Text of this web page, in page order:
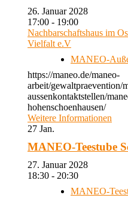
26. Januar 2028
17:00 - 19:00
Nachbarschaftshaus im
Vielfalt e.V
MANEO-
https://maneo.de/maneo-
arbeit/gewaltpraevention/
aussenkontaktstellen/
hohenschoenhausen/
Weitere Informationen
27 Jan.
MANEO-Teestube
27. Januar 2028
18:30 - 20:30
MANEO-